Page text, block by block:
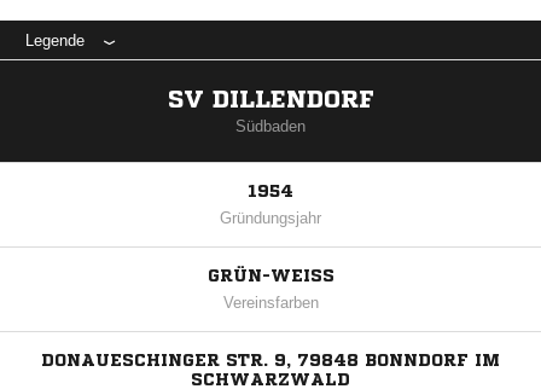
Legende
SV DILLENDORF
Südbaden
1954
Gründungsjahr
GRÜN-WEISS
Vereinsfarben
DONAUESCHINGER STR. 9, 79848 BONNDORF IM
SCHWARZWALD